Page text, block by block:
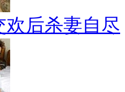
欢后杀妻自尽